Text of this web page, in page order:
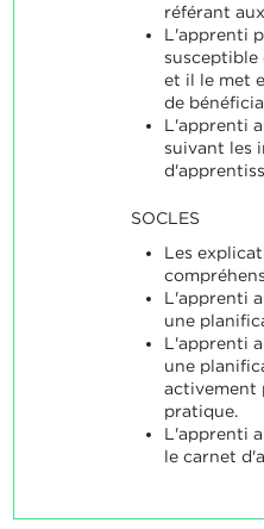
référant
L'apprenti
et il le met
de
L'apprenti
suivant les
SOCLES
Les
L'apprenti
une
L'apprenti
une
activement
pratique.
L'apprenti
le carnet